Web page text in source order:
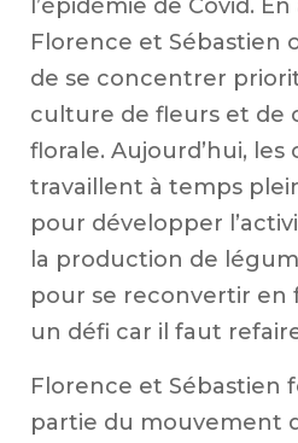
l’épidémie de Covid.
Florence et Sébastien
de se concentrer
culture de fleurs et de
florale. Aujourd’hui, les
travaillent à temps
pour développer
la production de
pour se reconvertir en
un défi car il faut
Florence et Sébastien
partie du mouvement